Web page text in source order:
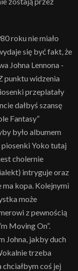
roku nie miało
się być fakt, że
Johna Lennona -
punktu widzenia
przeplatały
dałbyś szansę
Fantasy”
było albumem
piosenki Yoko tutaj
cholernie
intryguje oraz
ma kopa. Kolejnymi
może
z pewnością
Moving On”.
Johna, jakby duch
trzeba
coś jej